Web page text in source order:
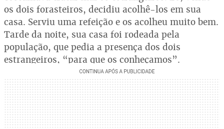
os dois forasteiros, decidiu acolhê-los em sua
casa. Serviu uma refeição e os acolheu muito bem.
Tarde da noite, sua casa foi rodeada pela
população, que pedia a presença dos dois
estrangeiros, “para que os conheçamos”.